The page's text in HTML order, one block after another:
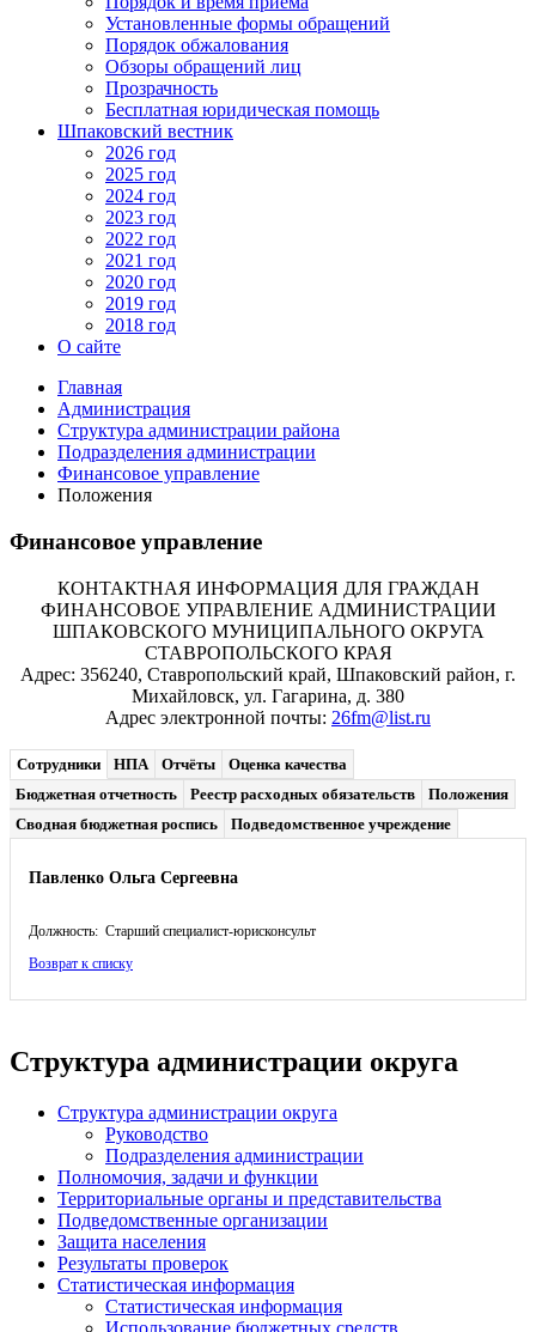
Установленные формы обращений
Порядок обжалования
Обзоры обращений лиц
Прозрачность
Бесплатная юридическая помощь
Шпаковский вестник
2026 год
2025 год
2024 год
2023 год
2022 год
2021 год
2020 год
2019 год
2018 год
О сайте
Главная
Администрация
Структура администрации района
Подразделения администрации
Финансовое управление
Положения
Финансовое управление
КОНТАКТНАЯ ИНФОРМАЦИЯ ДЛЯ ГРАЖДАН
ФИНАНСОВОЕ УПРАВЛЕНИЕ АДМИНИСТРАЦИИ
ШПАКОВСКОГО МУНИЦИПАЛЬНОГО ОКРУГА
СТАВРОПОЛЬСКОГО КРАЯ
Адрес: 356240, Ставропольский край, Шпаковский район, г.
Михайловск, ул. Гагарина, д. 380
Адрес электронной почты: 26fm@list.ru
Сотрудники НПА Отчёты
Оценка качества
Бюджетная отчетность
Реестр расходных обязательств
Положения
Сводная бюджетная роспись
Подведомственное учреждение
Павленко Ольга Сергеевна
Должность: Старший специалист-юрисконсульт
Возврат к списку
Структура администрации округа
Структура администрации округа
Руководство
Подразделения администрации
Полномочия, задачи и функции
Территориальные органы и представительства
Подведомственные организации
Защита населения
Результаты проверок
Статистическая информация
Статистическая информация
Использование бюджетных средств